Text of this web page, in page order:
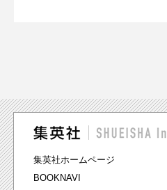
集英社ホームページ
BOOKNAVI